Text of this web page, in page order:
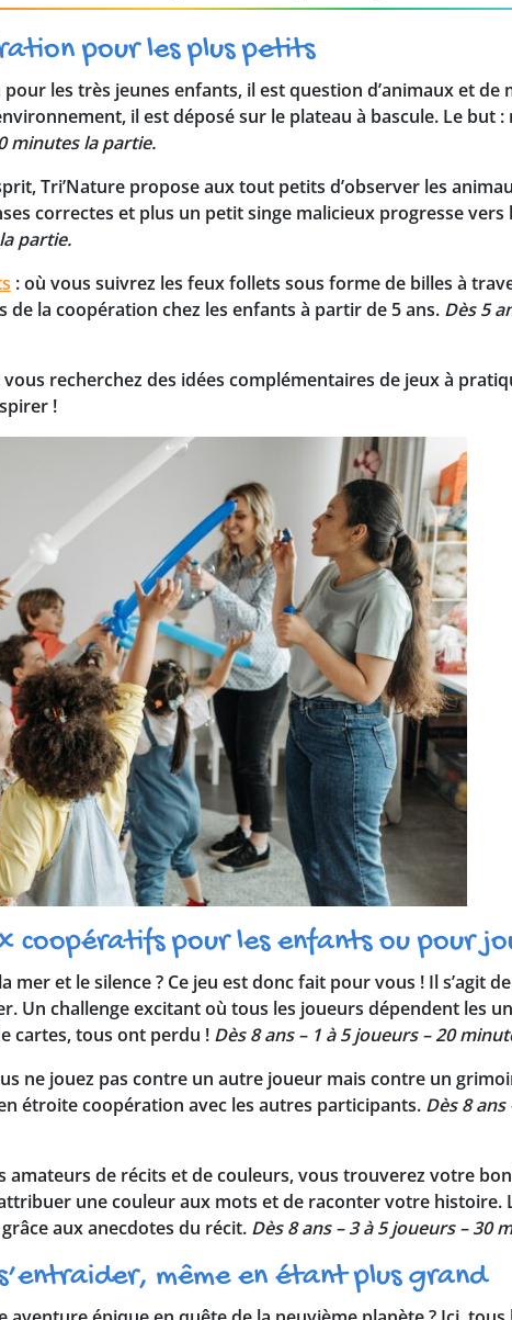
pour les plus petits
pour les très jeunes enfants, il est question d’animaux et
il est déposé sur le plateau à bascule. Le but
minutes la partie.
Tri’Nature propose aux tout petits d’observer les
correctes et plus un petit singe malicieux progresse vers
partie.
: où vous suivrez les feux follets sous forme de billes à
de la coopération chez les enfants à partir de 5 ans. Dès 5
recherchez des idées complémentaires de jeux à
!
coopératifs pour les enfants ou pour
mer et le silence ? Ce jeu est donc fait pour vous ! Il s’agit
Un challenge excitant où tous les joueurs dépendent les
cartes, tous ont perdu ! Dès 8 ans – 1 à 5 joueurs – 20
ne jouez pas contre un autre joueur mais contre un
étroite coopération avec les autres participants. Dès 8
amateurs de récits et de couleurs, vous trouverez votre
une couleur aux mots et de raconter votre histoire.
aux anecdotes du récit. Dès 8 ans – 3 à 5 joueurs – 30
même en étant plus grand